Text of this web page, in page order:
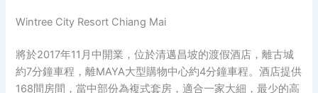
Wintree City Resort Chiang Mai
將於2017年11月中開業，位於清邁昌坡的渡假酒店，離古城
約7分鐘車程，離MAYA大型購物中心約4分鐘車程。酒店提供
168間房間，當中部份為複式套房，適合一家大細，最少的高